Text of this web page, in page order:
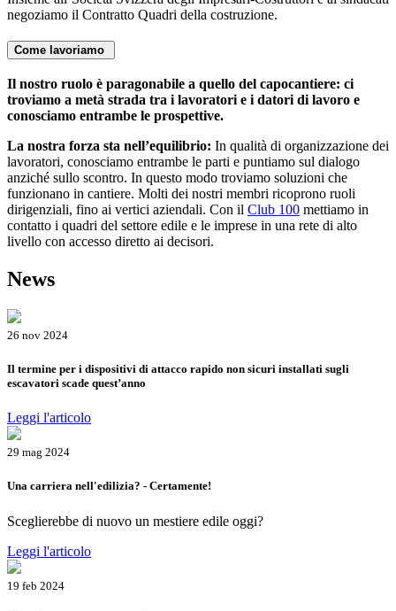
negoziamo il Contratto Quadri della costruzione.
Come lavoriamo
Il nostro ruolo è paragonabile a quello del capocantiere: ci
troviamo a metà strada tra i lavoratori e i datori di lavoro e
conosciamo entrambe le prospettive.
La nostra forza sta nell’equilibrio: In qualità di organizzazione dei
lavoratori, conosciamo entrambe le parti e puntiamo sul dialogo
anziché sullo scontro. In questo modo troviamo soluzioni che
funzionano in cantiere. Molti dei nostri membri ricoprono ruoli
dirigenziali, fino ai vertici aziendali. Con il Club 100 mettiamo in
contatto i quadri del settore edile e le imprese in una rete di alto
livello con accesso diretto ai decisori.
News
26 nov 2024
Il termine per i dispositivi di attacco rapido non sicuri installati sugli
escavatori scade quest’anno
Leggi l'articolo
29 mag 2024
Una carriera nell'edilizia? - Certamente!
Sceglierebbe di nuovo un mestiere edile oggi?
Leggi l'articolo
19 feb 2024